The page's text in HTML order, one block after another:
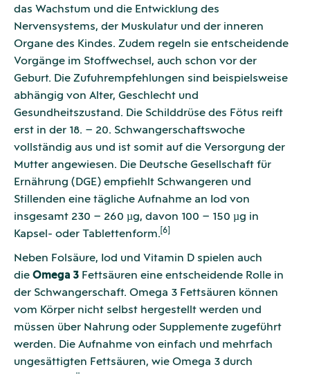
das Wachstum und die Entwicklung des
Nervensystems, der Muskulatur und der inneren
Organe des Kindes. Zudem regeln sie entscheidende
Vorgänge im Stoffwechsel, auch schon vor der
Geburt. Die Zufuhrempfehlungen sind beispielsweise
abhängig von Alter, Geschlecht und
Gesundheitszustand. Die Schilddrüse des Fötus reift
erst in der 18. – 20. Schwangerschaftswoche
vollständig aus und ist somit auf die Versorgung der
Mutter angewiesen. Die Deutsche Gesellschaft für
Ernährung (DGE) empfiehlt Schwangeren und
Stillenden eine tägliche Aufnahme an Iod von
insgesamt 230 – 260 µg, davon 100 – 150 µg in
Kapsel- oder Tablettenform. [6]
Neben Folsäure, Iod und Vitamin D spielen auch
die Omega 3 Fettsäuren eine entscheidende Rolle in
der Schwangerschaft. Omega 3 Fettsäuren können
vom Körper nicht selbst hergestellt werden und
müssen über Nahrung oder Supplemente zugeführt
werden. Die Aufnahme von einfach und mehrfach
ungesättigten Fettsäuren, wie Omega 3 durch